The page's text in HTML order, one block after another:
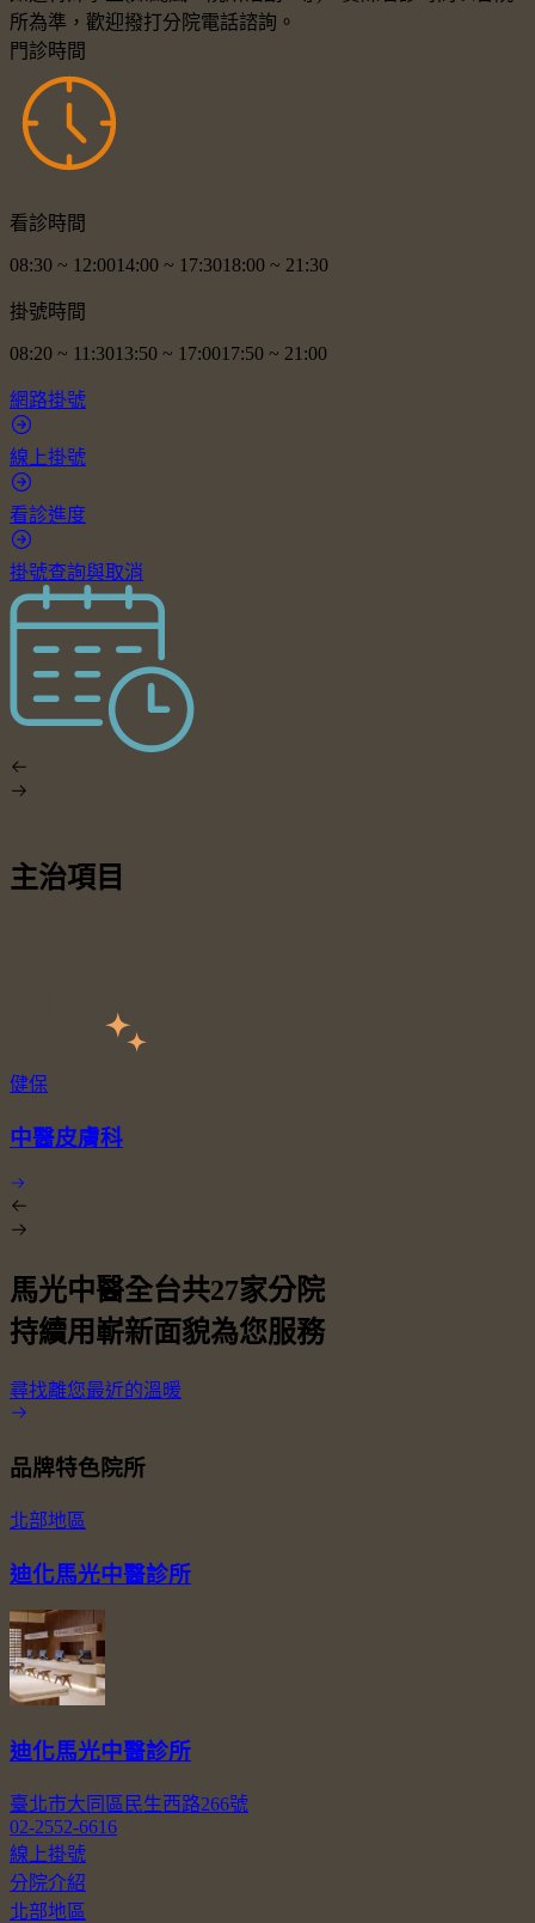
所為準，歡迎撥打分院電話諮詢。
門診時間
看診時間
08:30 ~ 12:0014:00 ~ 17:3018:00 ~ 21:30
掛號時間
08:20 ~ 11:3013:50 ~ 17:0017:50 ~ 21:00
網路掛號
線上掛號
看診進度
掛號查詢與取消
主治項目
健保
中醫皮膚科
馬光中醫全台共27家分院
持續用嶄新面貌為您服務
尋找離您最近的溫暖
品牌特色院所
北部地區
迪化馬光中醫診所
迪化馬光中醫診所
臺北市大同區民生西路266號
02-2552-6616
線上掛號
分院介紹
北部地區